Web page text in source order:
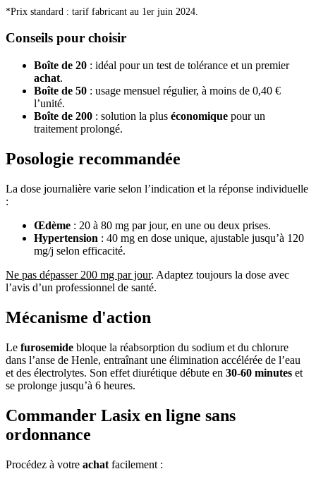
*Prix standard : tarif fabricant au 1er juin 2024.
Conseils pour choisir
Boîte de 20 : idéal pour un test de tolérance et un premier
achat.
Boîte de 50 : usage mensuel régulier, à moins de 0,40 €
l’unité.
Boîte de 200 : solution la plus économique pour un
traitement prolongé.
Posologie recommandée
La dose journalière varie selon l’indication et la réponse individuelle
:
Œdème : 20 à 80 mg par jour, en une ou deux prises.
Hypertension : 40 mg en dose unique, ajustable jusqu’à 120
mg/j selon efficacité.
Ne pas dépasser 200 mg par jour. Adaptez toujours la dose avec
l’avis d’un professionnel de santé.
Mécanisme d'action
Le furosemide bloque la réabsorption du sodium et du chlorure
dans l’anse de Henle, entraînant une élimination accélérée de l’eau
et des électrolytes. Son effet diurétique débute en 30-60 minutes et
se prolonge jusqu’à 6 heures.
Commander Lasix en ligne sans
ordonnance
Procédez à votre achat facilement :